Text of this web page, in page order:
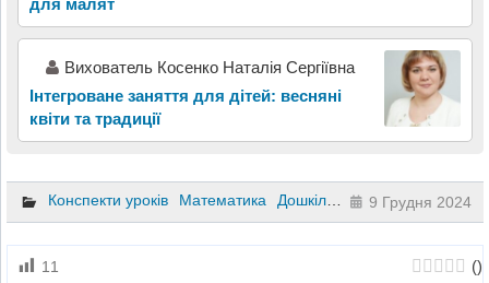
Вихователь Косенко Наталія Сергіївна
Інтегроване заняття для дітей: весняні
квіти та традиції
Конспекти уроків Математика Дошкільне виховання 9 Грудня 2024
11 ()